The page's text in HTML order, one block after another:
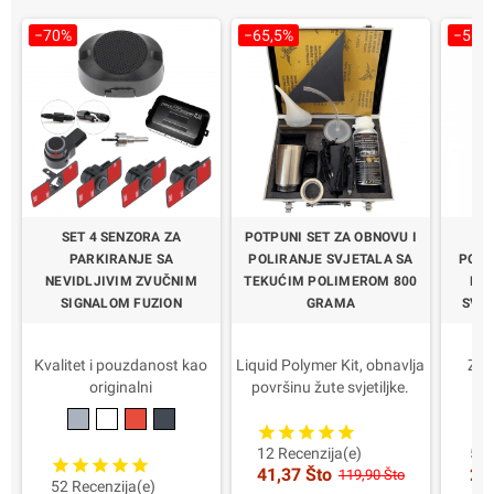
Talijanska garancija 2
godine - samo od nas!
−70%
SET 4 SENZORA ZA
PARKIRANJE SA
NEVIDLJIVIM ZVUČNIM
SIGNALOM FUZION
Kvalitet i pouzdanost kao
originalni
Uređaji za proizvodnju
automobila
5 GODINA GARANCIJE
52 Recenzija(e)
−65,5%
POTPUNI SET ZA OBNOVU I
POLIRANJE SVJETALA SA
TEKUĆIM POLIMEROM 800
GRAMA
Liquid Polymer Kit, obnavlja
površinu žute svjetiljke.
redovnim certifikatima za
radionice.
Jednostavna i brza
12 Recenzija(e)
41,37 Što 119,90 Što
Za
5